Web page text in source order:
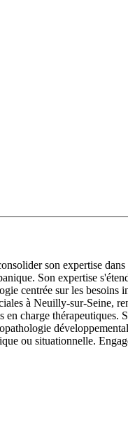
son expertise
Son expertise
centrée sur les
à Neuilly-sur-Seine,
charge thérapeutiques.
ou situationnelle.